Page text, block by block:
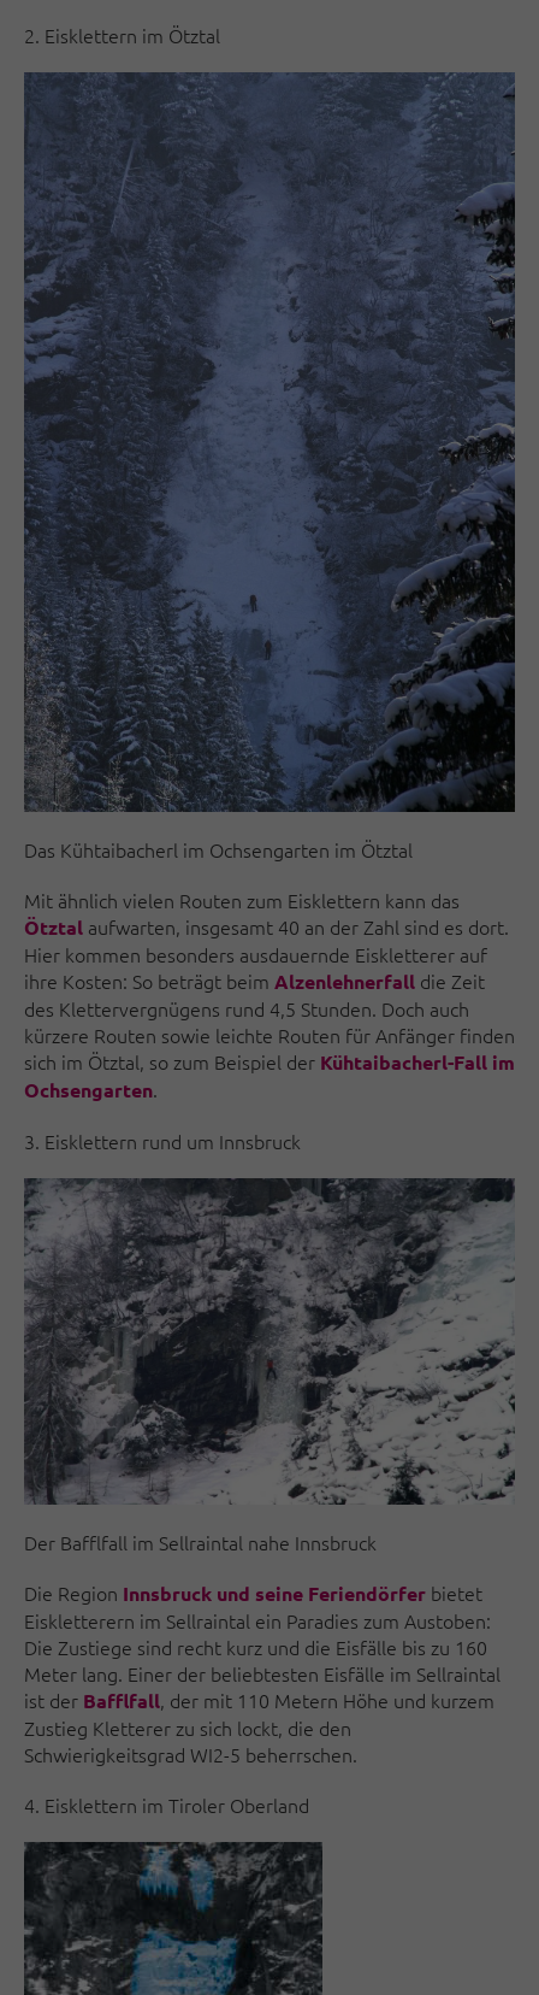
2. Eisklettern im Ötztal
Das Kühtaibacherl im Ochsengarten im Ötztal
Mit ähnlich vielen Routen zum Eisklettern kann das
Ötztal aufwarten, insgesamt 40 an der Zahl sind es dort.
Hier kommen besonders ausdauernde Eiskletterer auf
ihre Kosten: So beträgt beim Alzenlehnerfall die Zeit
des Klettervergnügens rund 4,5 Stunden. Doch auch
kürzere Routen sowie leichte Routen für Anfänger finden
sich im Ötztal, so zum Beispiel der Kühtaibacherl-Fall im
Ochsengarten.
3. Eisklettern rund um Innsbruck
Der Bafflfall im Sellraintal nahe Innsbruck
Die Region Innsbruck und seine Feriendörfer bietet
Eiskletterern im Sellraintal ein Paradies zum Austoben:
Die Zustiege sind recht kurz und die Eisfälle bis zu 160
Meter lang. Einer der beliebtesten Eisfälle im Sellraintal
ist der Bafflfall, der mit 110 Metern Höhe und kurzem
Zustieg Kletterer zu sich lockt, die den
Schwierigkeitsgrad WI2-5 beherrschen.
4. Eisklettern im Tiroler Oberland